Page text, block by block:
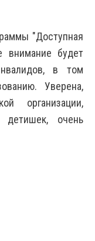
"Доступная
внимание будет
в том
Уверена,
организации,
очень